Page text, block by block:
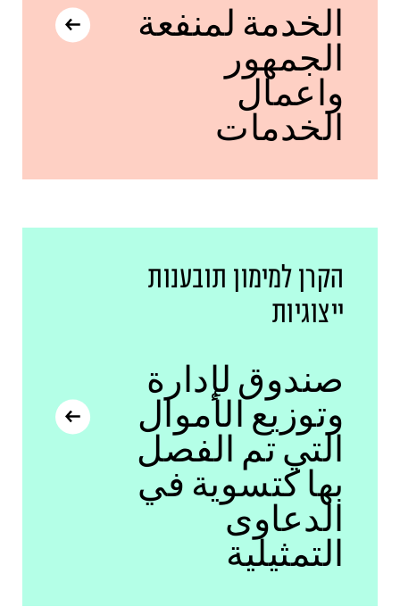
الخدمة لمنفعة
الجمهور
واعمال
الخدمات
הקרן למימון תובענות
ייצוגיות
صندوق لإدارة
وتوزيع الأموال
التي تم الفصل
بها كتسوية في
الدعاوى
التمثيلية